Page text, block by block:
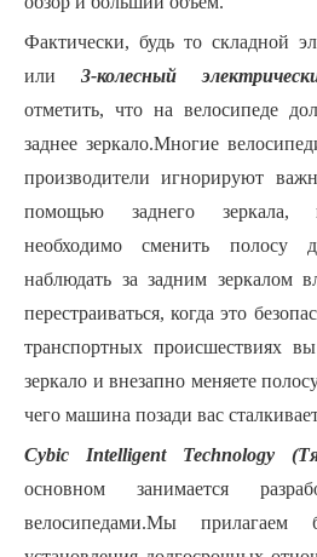
Фактически, будь то складной
или 3-колесный
отметить, что на велосипеде
заднее зеркало.Многие
производители игнорируют
помощью заднего зеркала,
необходимо сменить полосу
наблюдать за задним зеркалом
перестраиваться, когда это
транспортных происшествиях
зеркало и внезапно меняете
чего машина позади вас
Cybic Intelligent Technology
основном занимается
велосипедами.Мы